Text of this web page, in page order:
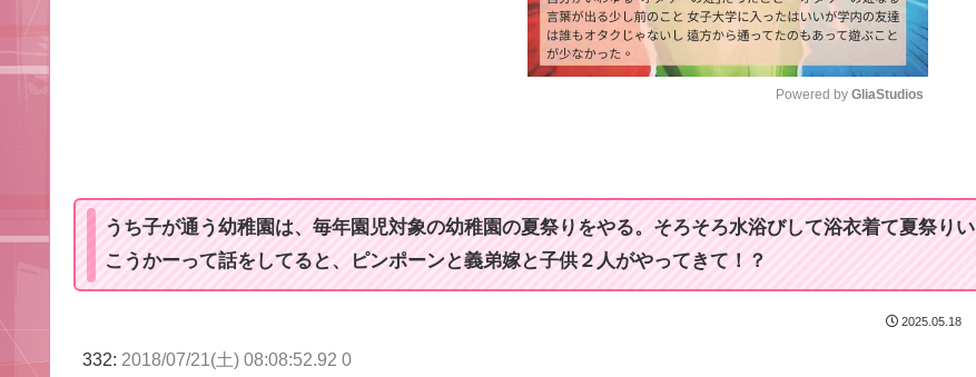
t
Powered by GliaStudios
うち子が通う幼稚園は、毎年園児対象の幼稚園の夏祭りをやる。そろそろ水浴びして浴衣着て夏祭りい
こうかーって話をしてると、ピンポーンと義弟嫁と子供２人がやってきて！？
2025.05.18
332: 2018/07/21(土) 08:08:52.92 0